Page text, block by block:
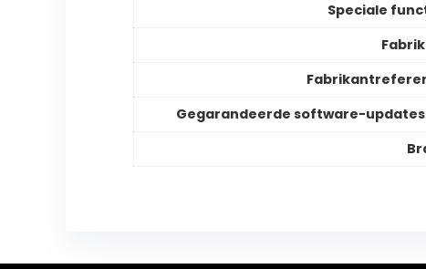
Speciale
Gegarandeerde software-